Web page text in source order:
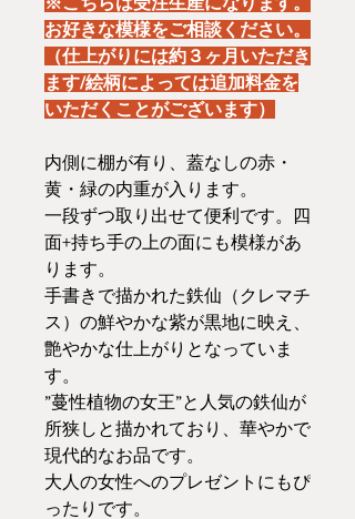
お好きな模様をご相談ください。
（仕上がりには約３ヶ月いただき
ます/絵柄によっては追加料金を
いただくことがございます）
内側に棚が有り、蓋なしの赤・
黄・緑の内重が入ります。
一段ずつ取り出せて便利です。四
面+持ち手の上の面にも模様があ
ります。
手書きで描かれた鉄仙（クレマチ
ス）の鮮やかな紫が黒地に映え、
艶やかな仕上がりとなっていま
す。
”蔓性植物の女王”と人気の鉄仙が
所狭しと描かれており、華やかで
現代的なお品です。
大人の女性へのプレゼントにもぴ
ったりです。